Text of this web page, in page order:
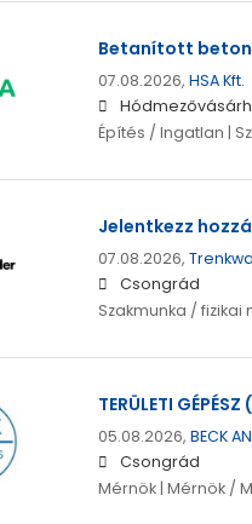
Betanított
07.08.2026, HSA Kft.
Építés / Ingatlan |
Jelentkezz
07.08.2026,
Csongrád
Szakmunka / fizikai
TERÜLETI GÉPÉSZ
05.08.2026, BECK
Csongrád
Mérnök | Mérnök /